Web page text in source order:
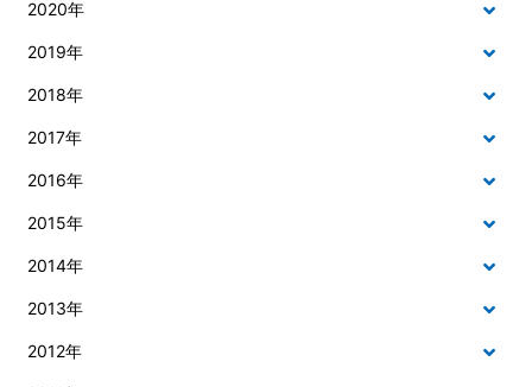
2020年
2019年
2018年
2017年
2016年
2015年
2014年
2013年
2012年